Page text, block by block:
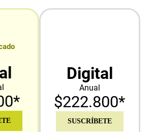
Digital
Anual
$222.800*
SUSCRÍBETE